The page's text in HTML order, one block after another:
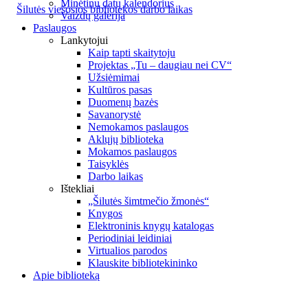
Minėtinų datų kalendorius
Vaizdų galerija
Paslaugos
Lankytojui
Kaip tapti skaitytoju
Projektas „Tu – daugiau nei CV“
Užsiėmimai
Kultūros pasas
Duomenų bazės
Savanorystė
Nemokamos paslaugos
Aklųjų biblioteka
Mokamos paslaugos
Taisyklės
Darbo laikas
Ištekliai
„Šilutės šimtmečio žmonės“
Knygos
Elektroninis knygų katalogas
Periodiniai leidiniai
Virtualios parodos
Klauskite bibliotekininko
Apie biblioteką